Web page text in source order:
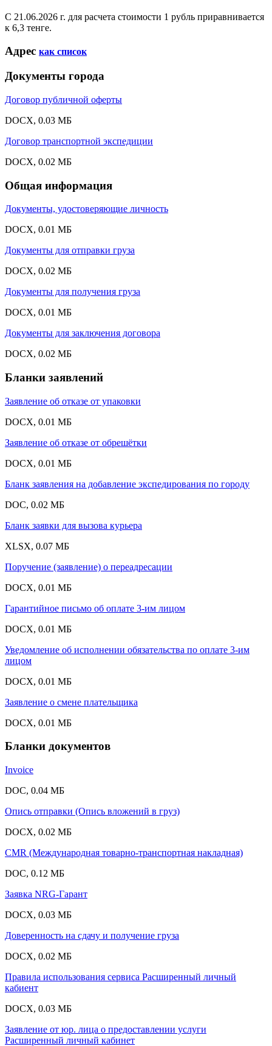
С 21.06.2026 г. для расчета стоимости 1 рубль приравнивается
к 6,3 тенге.
Адрес как список
Документы города
Договор публичной оферты
DOCX, 0.03 МБ
Договор транспортной экспедиции
DOCX, 0.02 МБ
Общая информация
Документы, удостоверяющие личность
DOCX, 0.01 МБ
Документы для отправки груза
DOCX, 0.02 МБ
Документы для получения груза
DOCX, 0.01 МБ
Документы для заключения договора
DOCX, 0.02 МБ
Бланки заявлений
Заявление об отказе от упаковки
DOCX, 0.01 МБ
Заявление об отказе от обрешётки
DOCX, 0.01 МБ
Бланк заявления на добавление экспедирования по городу
DOC, 0.02 МБ
Бланк заявки для вызова курьера
XLSX, 0.07 МБ
Поручение (заявление) о переадресации
DOCX, 0.01 МБ
Гарантийное письмо об оплате 3-им лицом
DOCX, 0.01 МБ
Уведомление об исполнении обязательства по оплате 3-им
лицом
DOCX, 0.01 МБ
Заявление о смене плательщика
DOCX, 0.01 МБ
Бланки документов
Invoice
DOC, 0.04 МБ
Опись отправки (Опись вложений в груз)
DOCX, 0.02 МБ
CMR (Международная товарно-транспортная накладная)
DOC, 0.12 МБ
Заявка NRG-Гарант
DOCX, 0.03 МБ
Доверенность на сдачу и получение груза
DOCX, 0.02 МБ
Правила использования сервиса Расширенный личный
кабиент
DOCX, 0.03 МБ
Заявление от юр. лица о предоставлении услуги
Расширенный личный кабинет